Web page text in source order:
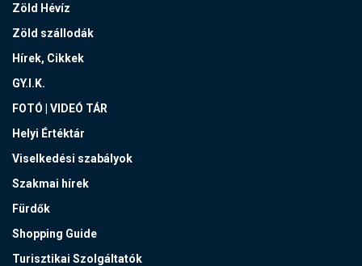
Zöld Hévíz
Zöld szállodák
Hírek, Cikkek
GY.I.K.
FOTÓ | VIDEÓ TÁR
Helyi Értéktár
Viselkedési szabályok
Szakmai hírek
Fürdők
Shopping Guide
Turisztikai Szolgáltatók